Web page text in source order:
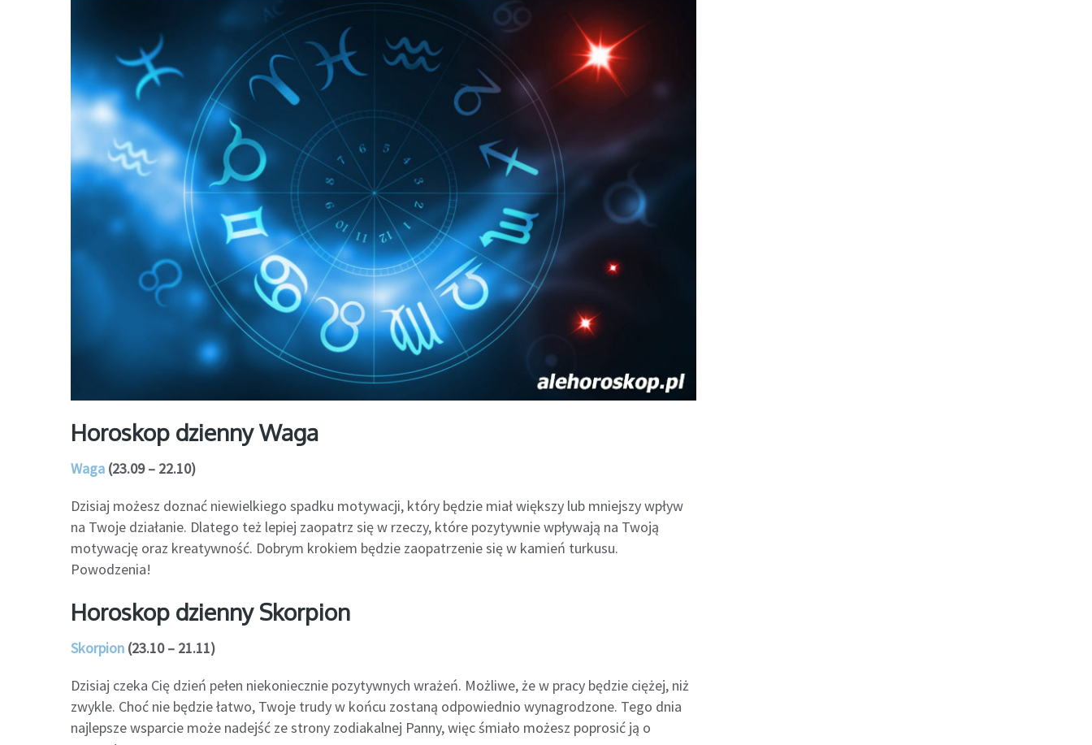
Horoskop dzienny Waga
Waga (23.09 – 22.10)
Dzisiaj możesz doznać niewielkiego spadku motywacji, który będzie miał większy lub mniejszy wpływ
na Twoje działanie. Dlatego też lepiej zaopatrz się w rzeczy, które pozytywnie wpływają na Twoją
motywację oraz kreatywność. Dobrym krokiem będzie zaopatrzenie się w kamień turkusu.
Powodzenia!
Horoskop dzienny Skorpion
Skorpion (23.10 – 21.11)
Dzisiaj czeka Cię dzień pełen niekoniecznie pozytywnych wrażeń. Możliwe, że w pracy będzie ciężej, niż
zwykle. Choć nie będzie łatwo, Twoje trudy w końcu zostaną odpowiednio wynagrodzone. Tego dnia
najlepsze wsparcie może nadejść ze strony zodiakalnej Panny, więc śmiało możesz poprosić ją o